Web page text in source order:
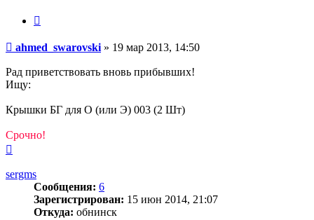
Сообщение
ahmed_swarovski » 19 мар 2013, 14:50
Рад приветствовать вновь прибывших!
Ищу:
Крышки БГ для О (или Э) 003 (2 Шт)
Срочно!
началу
sergms
Сообщения: 6
Зарегистрирован: 15 июн 2014, 21:07
Откуда: обнинск